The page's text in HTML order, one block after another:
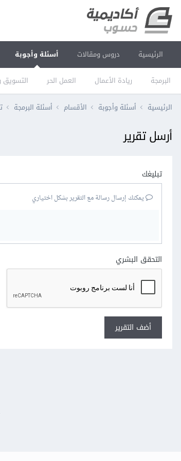
الرئيسية دروس ومقالات أسئلة وأجوبة
البرمجة ريادة الأعمال العمل الحر التسويق
الرئيسية أسئلة وأجوبة الأقسام أسئلة البرمجة
أرسل تقرير
تبليغك
يمكنك إرسال رسالة مع التقرير بشكل اختياري
التحقق البشري
أضف التقرير